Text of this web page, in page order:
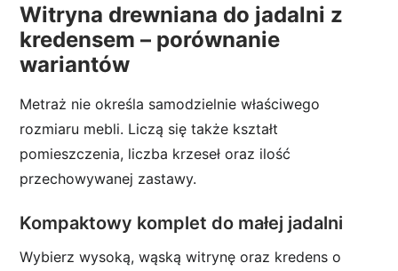
Witryna drewniana do jadalni z
kredensem – porównanie
wariantów
Metraż nie określa samodzielnie właściwego
rozmiaru mebli. Liczą się także kształt
pomieszczenia, liczba krzeseł oraz ilość
przechowywanej zastawy.
Kompaktowy komplet do małej jadalni
Wybierz wysoką, wąską witrynę oraz kredens o